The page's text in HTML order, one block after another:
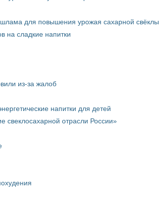
шлама для повышения урожая сахарной свёклы
на сладкие напитки
из-за жалоб
напитки для детей
свеклосахарной отрасли России»